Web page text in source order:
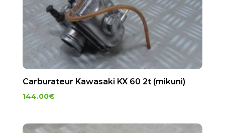
Carburateur Kawasaki KX 60 2t (mikuni)
144.00€